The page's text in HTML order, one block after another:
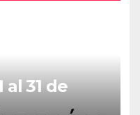
al 31 de